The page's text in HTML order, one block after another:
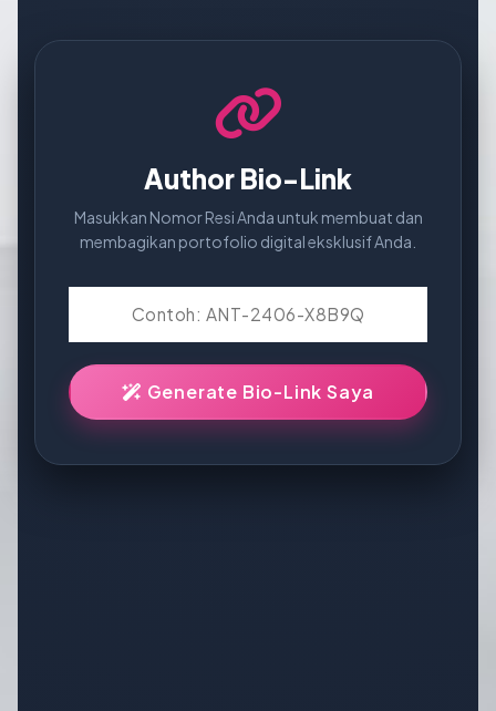
Author Bio-Link
Masukkan Nomor Resi Anda untuk membuat dan
membagikan portofolio digital eksklusif Anda.
Generate Bio-Link Saya